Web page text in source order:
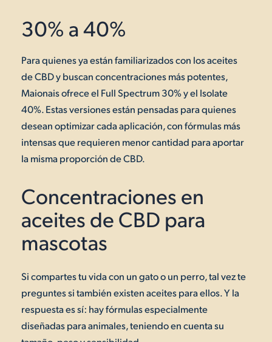
30% a 40%
Para quienes ya están familiarizados con los aceites
de CBD y buscan concentraciones más potentes,
Maionais ofrece el Full Spectrum 30% y el Isolate
40%. Estas versiones están pensadas para quienes
desean optimizar cada aplicación, con fórmulas más
intensas que requieren menor cantidad para aportar
la misma proporción de CBD.
Concentraciones en
aceites de CBD para
mascotas
Si compartes tu vida con un gato o un perro, tal vez te
preguntes si también existen aceites para ellos. Y la
respuesta es sí: hay fórmulas especialmente
diseñadas para animales, teniendo en cuenta su